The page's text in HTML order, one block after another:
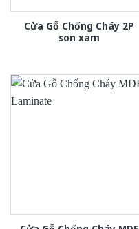
Cửa Gỗ Chống Cháy 2P
son xam